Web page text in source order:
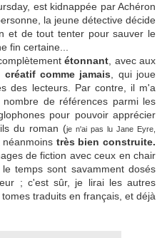
est kidnappée par Achéron
la jeune détective décide
et de tout tenter pour sauver le
fin certaine...
étonnant , avec aux
créatif comme jamais , qui joue
des lecteurs. Par contre, il m'a
de références parmi les
pour pouvoir apprécier
du roman (je n'ai pas lu Jane Eyre,
très bien construite.
de fiction avec ceux en chair
temps sont savamment dosés
; c'est sûr, je lirai les autres
traduits en français, et déjà